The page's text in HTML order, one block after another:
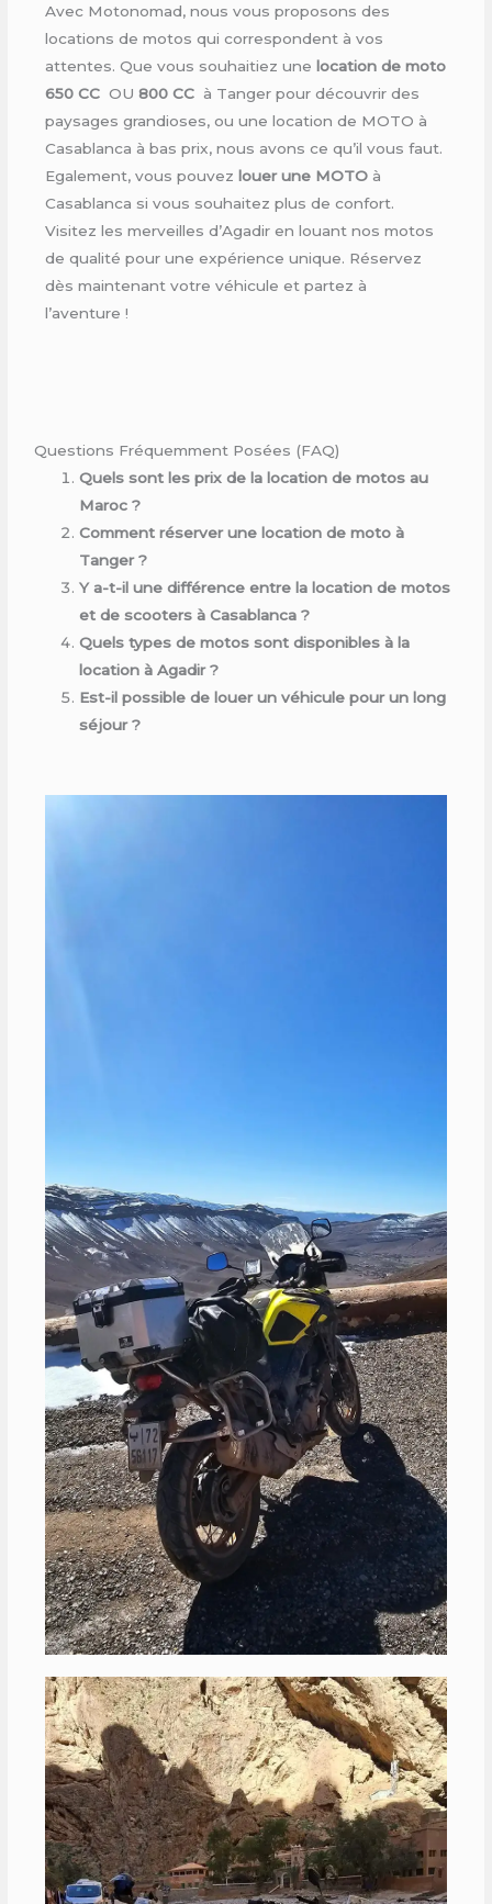
Avec Motonomad, nous vous proposons des
locations de motos qui correspondent à vos
attentes. Que vous souhaitiez une location de moto
650 CC OU800 CC à Tanger pour découvrir des
paysages grandioses, ou une location de MOTO à
Casablanca à bas prix, nous avons ce qu’il vous faut.
Egalement, vous pouvez louer une MOTO à
Casablanca si vous souhaitez plus de confort.
Visitez les merveilles d’Agadir en louant nos motos
de qualité pour une expérience unique. Réservez
dès maintenant votre véhicule et partez à
l’aventure !
Questions Fréquemment Posées (FAQ)
Quels sont les prix de la location de motos au
Maroc ?
Comment réserver une location de moto à
Tanger ?
Y a-t-il une différence entre la location de motos
et de scooters à Casablanca ?
Quels types de motos sont disponibles à la
location à Agadir ?
Est-il possible de louer un véhicule pour un long
séjour ?